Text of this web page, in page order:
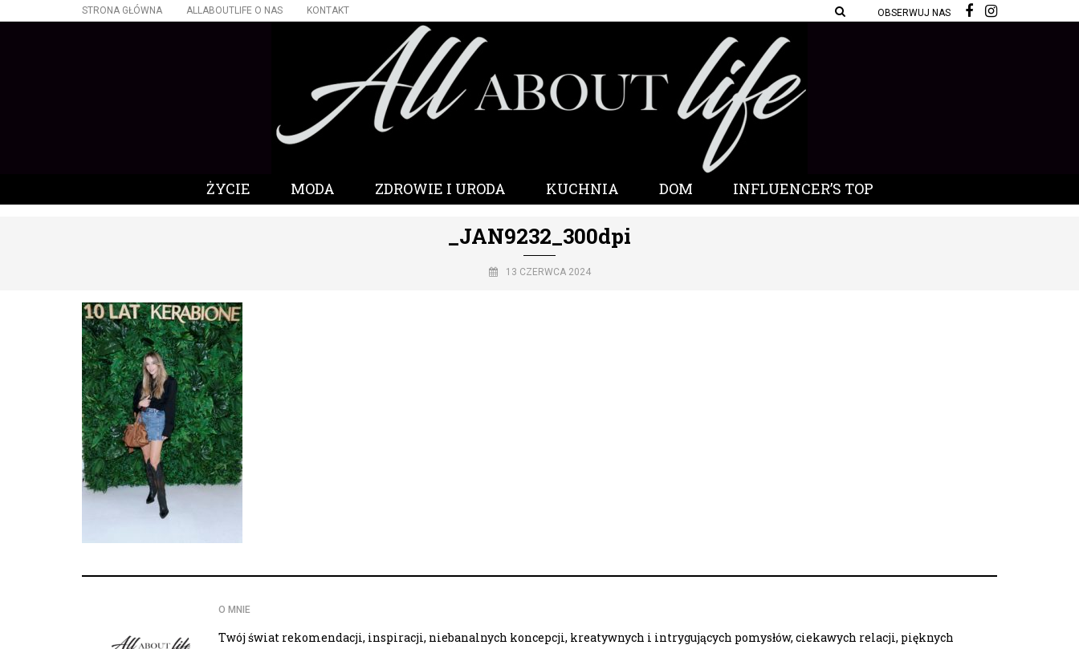
STRONA GŁÓWNA ALLABOUTLIFE O NAS KONTAKT OBSERWUJ NAS
ŻYCIE MODA ZDROWIE I URODA KUCHNIA DOM INFLUENCER’S TOP
_JAN9232_300dpi
13 CZERWCA 2024
O MNIE
Twój świat rekomendacji, inspiracji, niebanalnych koncepcji, kreatywnych i intrygujących pomysłów, ciekawych relacji, pięknych